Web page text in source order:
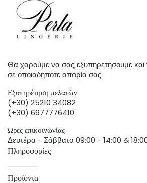
Θα χαρούμε να σας εξυπηρετήσουμε
σε οποιαδήποτε απορία σας.
Εξυπηρέτηση πελατών
(+30) 25210 34082
(+30) 6977776410
Ώρες επικοινωνίας
Δευτέρα - Σάββατο 09:00 - 14:00 &
Πληροφορίες
Προϊόντα